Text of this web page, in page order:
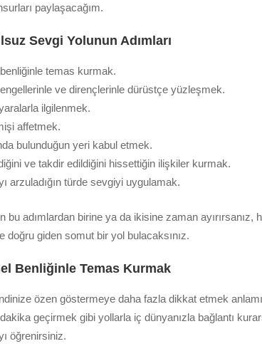
paylaşacağım.
Sevgi Yolunun Adımları
temas kurmak.
ve dirençlerinle dürüstçe yüzleşmek.
ilgilenmek.
affetmek.
bulunduğun yeri kabul etmek.
ve takdir edildiğini hissettiğin ilişkiler kurmak.
arzuladığın türde sevgiyi uygulamak.
bu adımlardan birine ya da ikisine zaman ayırırsanız,
doğru giden somut bir yol bulacaksınız.
Benliğinle Temas Kurmak
özen göstermeye daha fazla dikkat etmek
geçirmek gibi yollarla iç dünyanızla bağlantı
öğrenirsiniz.